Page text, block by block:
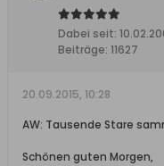
Dabei seit:
Beiträge: 11627
20.09.2015, 10:28
AW: Tausende Stare
Schönen guten Morgen,